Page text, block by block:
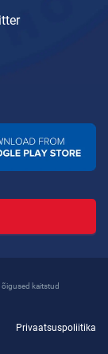
õigused kaitstud
Privaatsuspoliitika